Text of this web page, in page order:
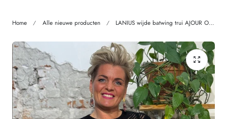
Home Alle nieuwe producten LANIUS wijde batwing trui AJOUR ONYX van biologisch katoen